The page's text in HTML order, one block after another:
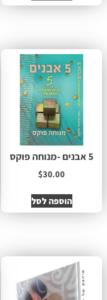
5 אבנים -מנוחה פוקס
$30.00
הוספה לסל